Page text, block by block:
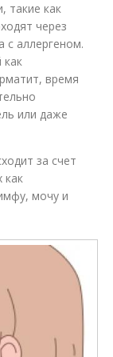
такие как
через
с аллергеном.
как
время
или даже
за счет
как
мочу и